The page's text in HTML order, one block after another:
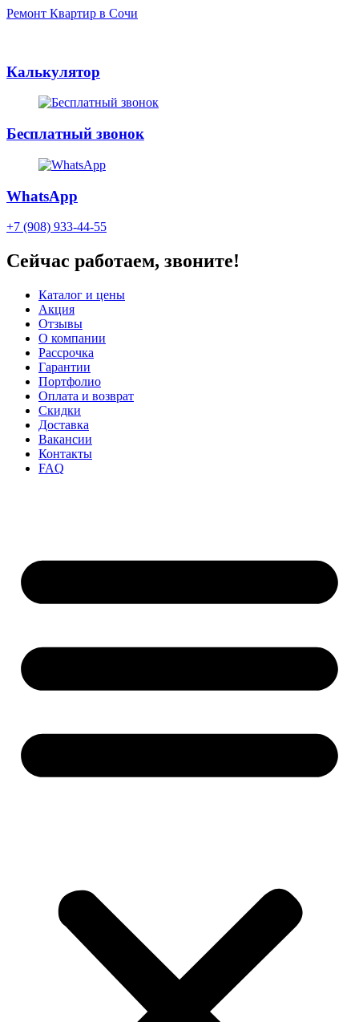
Ремонт Квартир в Сочи
Калькулятор
Бесплатный звонок
WhatsApp
+7 (908) 933-44-55
Сейчас работаем, звоните!
Каталог и цены
Акция
Отзывы
О компании
Рассрочка
Гарантии
Портфолио
Оплата и возврат
Скидки
Доставка
Вакансии
Контакты
FAQ